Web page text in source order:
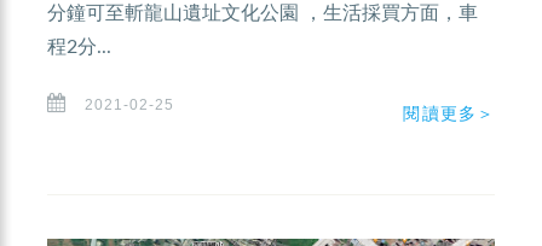
分鐘可至斬龍山遺址文化公園 ，生活採買方面，車
程2分...
2021-02-25 閱讀更多＞